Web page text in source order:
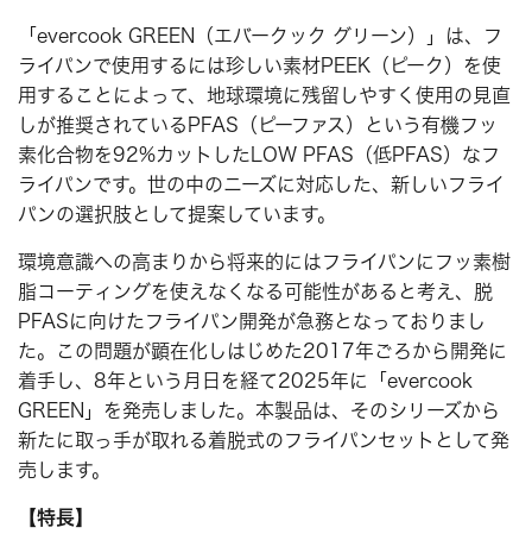
「evercook GREEN（エバークック グリーン）」は、フ
ライパンで使用するには珍しい素材PEEK（ピーク）を使
用することによって、地球環境に残留しやすく使用の見直
しが推奨されているPFAS（ピーファス）という有機フッ
素化合物を92%カットしたLOW PFAS（低PFAS）なフ
ライパンです。世の中のニーズに対応した、新しいフライ
パンの選択肢として提案しています。
環境意識への高まりから将来的にはフライパンにフッ素樹
脂コーティングを使えなくなる可能性があると考え、脱
PFASに向けたフライパン開発が急務となっておりまし
た。この問題が顕在化しはじめた2017年ごろから開発に
着手し、8年という月日を経て2025年に「evercook
GREEN」を発売しました。本製品は、そのシリーズから
新たに取っ手が取れる着脱式のフライパンセットとして発
売します。
【特長】